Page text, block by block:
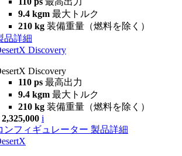
9.4 kgm 最大トルク
210 kg 装備重量（燃料を除く）
品詳細
Discovery
Discovery
110 ps 最高出力
9.4 kgm 最大トルク
210 kg 装備重量（燃料を除く）
2,325,000 i
ンフィギュレーター 製品詳細